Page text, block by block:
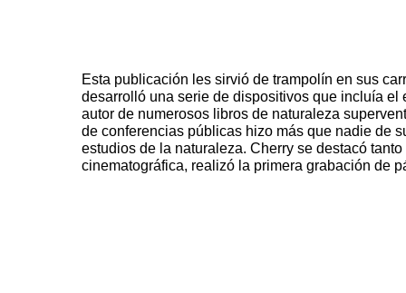
Esta publicación les sirvió de trampolín en sus
desarrolló una serie de dispositivos que incluía el
autor de numerosos libros de naturaleza
de conferencias públicas hizo más que nadie de
estudios de la naturaleza. Cherry se destacó
cinematográfica, realizó la primera grabación de